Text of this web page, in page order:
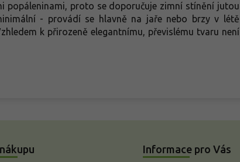
popáleninami, proto se doporučuje zimní stínění jutou
- provádí se hlavně na jaře nebo brzy v létě
k přirozeně elegantnímu, převislému tvaru není
Informace pro Vás